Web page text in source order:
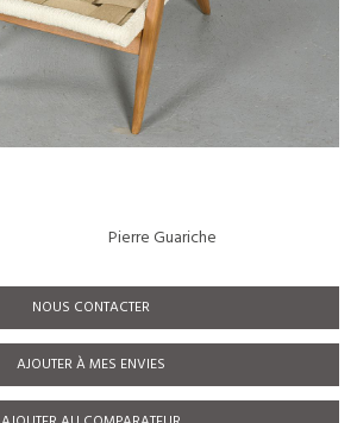
Pierre Guariche
NOUS CONTACTER
AJOUTER À MES ENVIES